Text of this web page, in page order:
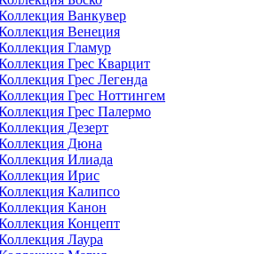
Ванкувер
Венеция
Гламур
Грес Кварцит
Грес Легенда
Грес Ноттингем
Грес Палермо
Дезерт
Дюна
Илиада
Ирис
Калипсо
Канон
Концепт
Лаура